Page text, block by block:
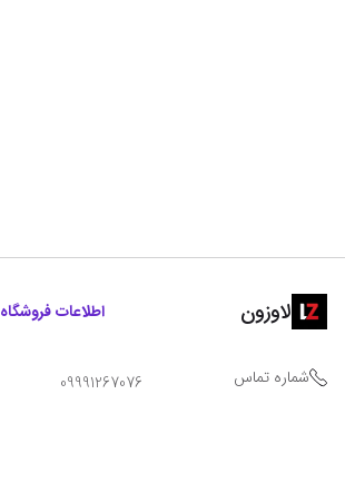
لاوزون اطلاعات فروشگاه
شماره تماس 09991267076